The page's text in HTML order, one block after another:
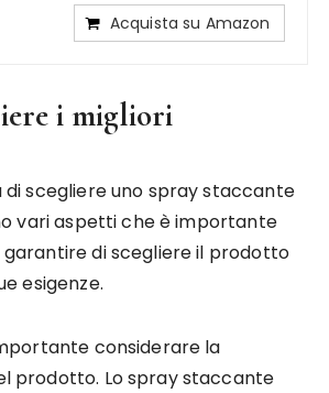
Acquista su Amazon
i migliori
scegliere uno spray staccante
vari aspetti che è importante
di scegliere il prodotto
esigenze.
considerare la
prodotto. Lo spray staccante